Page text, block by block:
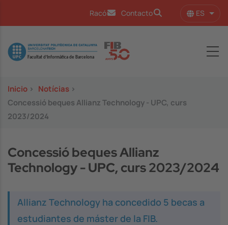
Racó Contacto ES
Image
Inicio > Notícias >
Concessió beques Allianz Technology - UPC, curs
2023/2024
Concessió beques Allianz
Technology - UPC, curs 2023/2024
Allianz Technology ha concedido 5 becas a
estudiantes de máster de la FIB.